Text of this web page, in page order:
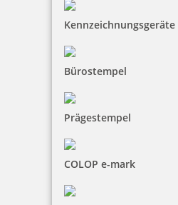
Kennzeichnungsgeräte
Bürostempel
Prägestempel
COLOP e-mark15,42 €